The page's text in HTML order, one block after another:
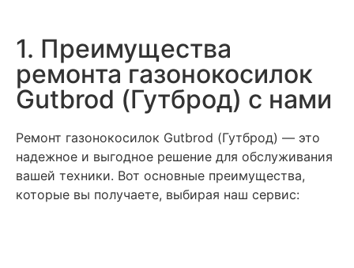
1. Преимущества
ремонта газонокосилок
Gutbrod (Гутброд) с нами
Ремонт газонокосилок Gutbrod (Гутброд) — это
надежное и выгодное решение для обслуживания
вашей техники. Вот основные преимущества,
которые вы получаете, выбирая наш сервис: